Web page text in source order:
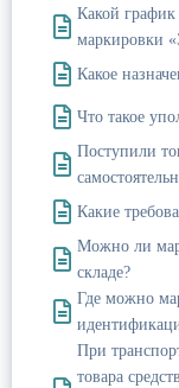
Какой
маркировки
Какое
Что такое
Поступили
Какие
Можно ли
складе?
Где можно
При
товара